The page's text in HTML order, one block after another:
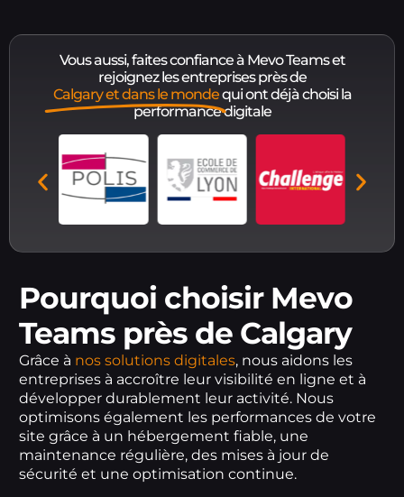
Vous aussi, faites confiance à Mevo Teams et
rejoignez les entreprises près de
Calgary et dans le mondequi ont déjà choisi la
performance digitale
Pourquoi choisir Mevo
Teams près de Calgary
Grâce à nos solutions digitales, nous aidons les
entreprises à accroître leur visibilité en ligne et à
développer durablement leur activité. Nous
optimisons également les performances de votre
site grâce à un hébergement fiable, une
maintenance régulière, des mises à jour de
sécurité et une optimisation continue.